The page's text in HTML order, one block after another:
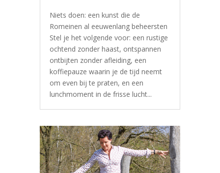
Niets doen: een kunst die de
Romeinen al eeuwenlang beheersten
Stel je het volgende voor: een rustige
ochtend zonder haast, ontspannen
ontbijten zonder afleiding, een
koffiepauze waarin je de tijd neemt
om even bij te praten, en een
lunchmoment in de frisse lucht...